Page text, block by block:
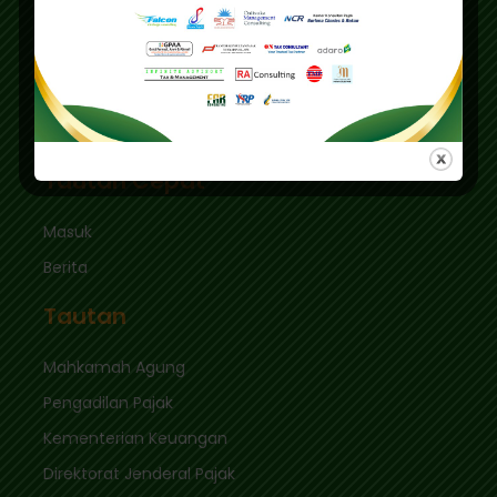
Pusdiklat :
Graha Mas Fatmawati Blok B4-5 Cipete Utara,
Kec. Keb. Baru Jl. Fatmawati Raya
Jakarta Selatan 12410
sekretariat@ikpi.or.id
Tautan Cepat
Masuk
Berita
Tautan
Mahkamah Agung
Pengadilan Pajak
Kementerian Keuangan
Direktorat Jenderal Pajak